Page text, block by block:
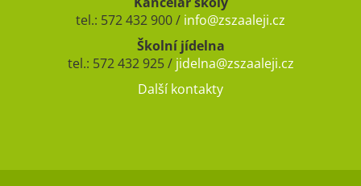
tel.: 572 432 900 / info@zszaaleji.cz
Školní jídelna
tel.: 572 432 925 / jidelna@zszaaleji.cz
Další kontakty